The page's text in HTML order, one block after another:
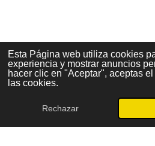
Esta Página web utiliza cookies
experiencia y mostrar anuncios
hacer clic en "Aceptar", aceptas
las cookies.
Rechazar
e
b
o
o
Debido a que todos los artículos
pueden devolver
© 2024 One by One Printing